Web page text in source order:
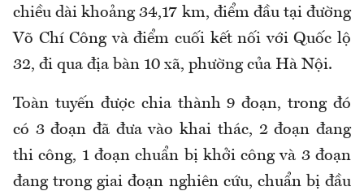
chiều dài khoảng 34,17 km, điểm đầu tại đường
Võ Chí Công và điểm cuối kết nối với Quốc lộ
32, đi qua địa bàn 10 xã, phường của Hà Nội.
Toàn tuyến được chia thành 9 đoạn, trong đó
có 3 đoạn đã đưa vào khai thác, 2 đoạn đang
thi công, 1 đoạn chuẩn bị khởi công và 3 đoạn
đang trong giai đoạn nghiên cứu, chuẩn bị đầu